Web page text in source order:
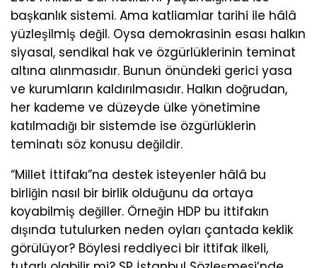
başkanlık sistemi. Ama katliamlar tarihi ile hâlâ
yüzleşilmiş değil. Oysa demokrasinin esası halkın
siyasal, sendikal hak ve özgürlüklerinin teminat
altına alınmasıdır. Bunun önündeki gerici yasa
ve kurumların kaldırılmasıdır. Halkın doğrudan,
her kademe ve düzeyde ülke yönetimine
katılmadığı bir sistemde ise özgürlüklerin
teminatı söz konusu değildir.
“Millet İttifakı”na destek isteyenler hâlâ bu
birliğin nasıl bir birlik olduğunu da ortaya
koyabilmiş değiller. Örneğin HDP bu ittifakın
dışında tutulurken neden oyları çantada keklik
görülüyor? Böylesi reddiyeci bir ittifak ilkeli,